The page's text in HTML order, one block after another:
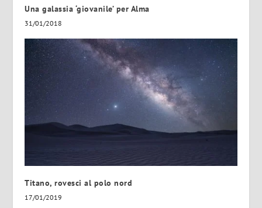
Una galassia ‘giovanile’ per Alma
31/01/2018
Titano, rovesci al polo nord
17/01/2019